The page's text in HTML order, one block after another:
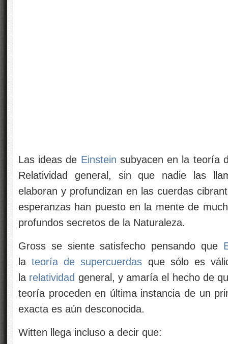
Las ideas de Einstein subyacen en la teoría
Relatividad general, sin que nadie las
elaboran y profundizan en las cuerdas
esperanzas han puesto en la mente de
profundos secretos de la Naturaleza.
Gross se siente satisfecho pensando que
lateoría de supercuerdas que sólo es
la relatividad general, y amaría el hecho de
teoría proceden en última instancia de un
exacta es aún desconocida.
Witten llega incluso a decir que: